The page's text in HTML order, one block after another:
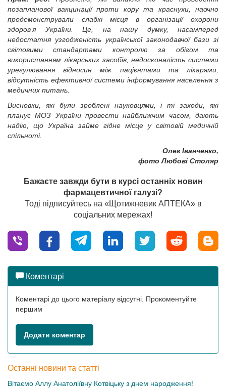
позапланової вакцинації проти кору та краснухи, наочно
продемонстрували слабкі місця в організації охорони
здоров’я України. Це, на нашу думку, насамперед
недостатня узгодженість української законодавчої бази зі
світовими стандартами контролю за обігом та
використанням лікарських засобів, недосконалість системи
урегулювання відносин між пацієнтами та лікарями,
відсутність ефективної системи інформування населення з
медичних питань.
Висновки, які були зроблені науковцями, і ті заходи, які
планує МОЗ України провести найближчим часом, дають
надію, що Україна займе гідне місце у світовій медичній
спільноті.
Олег Іванченко,
фото Любові Столяр
Бажаєте завжди бути в курсі останніх новин
фармацевтичної галузі?
Тоді підписуйтесь на «Щотижневик АПТЕКА» в
соціальних мережах!
Коментарі
Коментарі до цього матеріалу відсутні. Прокоментуйте
першим
Додати коментар
Останні новини та статті
Вітаємо Аллу Анатоліївну Котвіцьку з днем народження!